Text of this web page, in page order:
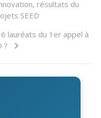
résultats du
SEED
lauréats du 1er appel à
?